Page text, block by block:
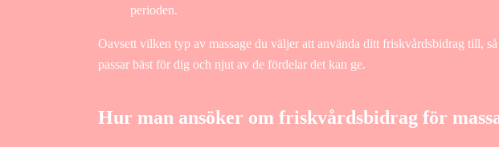
perioden.
Oavsett vilken typ av massage du väljer att använda ditt friskvårdsbidrag till,
passar bäst för dig och njut av de fördelar det kan ge.
Hur man ansöker om friskvårdsbidrag för